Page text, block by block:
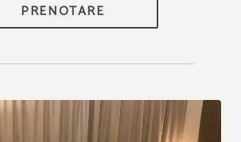
PRENOTARE